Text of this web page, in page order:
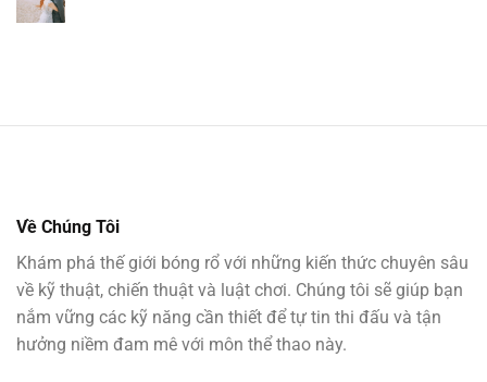
Về Chúng Tôi
Khám phá thế giới bóng rổ với những kiến thức chuyên sâu
về kỹ thuật, chiến thuật và luật chơi. Chúng tôi sẽ giúp bạn
nắm vững các kỹ năng cần thiết để tự tin thi đấu và tận
hưởng niềm đam mê với môn thể thao này.